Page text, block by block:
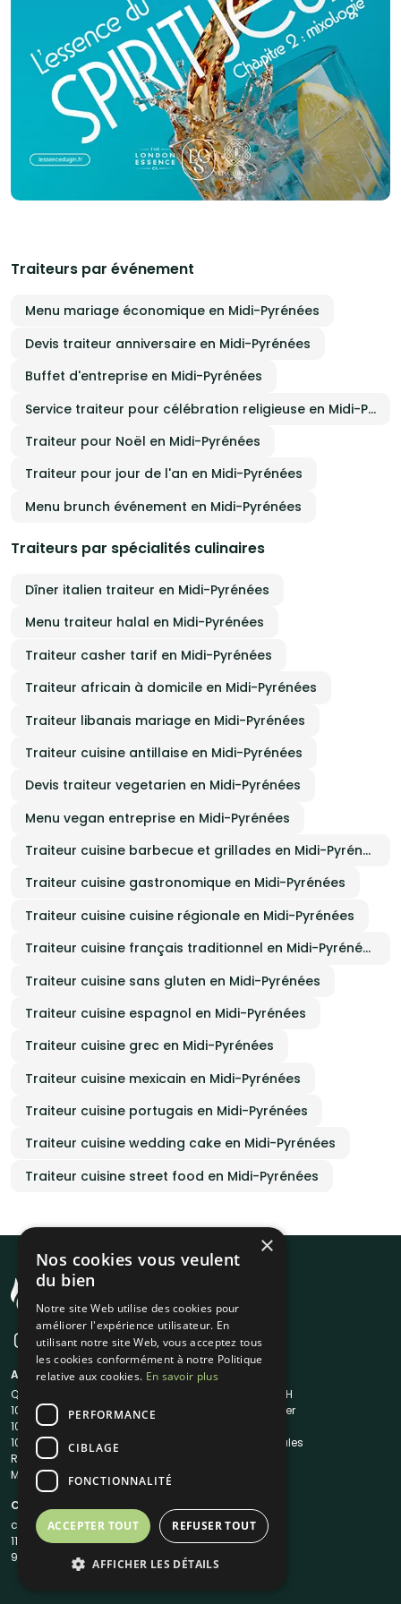
Traiteurs par événement
Menu mariage économique en Midi-Pyrénées
Devis traiteur anniversaire en Midi-Pyrénées
Buffet d'entreprise en Midi-Pyrénées
Service traiteur pour célébration religieuse en Midi-Pyrénées
Traiteur pour Noël en Midi-Pyrénées
Traiteur pour jour de l'an en Midi-Pyrénées
Menu brunch événement en Midi-Pyrénées
Traiteurs par spécialités culinaires
Dîner italien traiteur en Midi-Pyrénées
Menu traiteur halal en Midi-Pyrénées
Traiteur casher tarif en Midi-Pyrénées
Traiteur africain à domicile en Midi-Pyrénées
Traiteur libanais mariage en Midi-Pyrénées
Traiteur cuisine antillaise en Midi-Pyrénées
Devis traiteur vegetarien en Midi-Pyrénées
Menu vegan entreprise en Midi-Pyrénées
Traiteur cuisine barbecue et grillades en Midi-Pyrénées
Traiteur cuisine gastronomique en Midi-Pyrénées
Traiteur cuisine cuisine régionale en Midi-Pyrénées
Traiteur cuisine français traditionnel en Midi-Pyrénées
Traiteur cuisine sans gluten en Midi-Pyrénées
Traiteur cuisine espagnol en Midi-Pyrénées
Traiteur cuisine grec en Midi-Pyrénées
Traiteur cuisine mexicain en Midi-Pyrénées
Traiteur cuisine portugais en Midi-Pyrénées
Traiteur cuisine wedding cake en Midi-Pyrénées
Traiteur cuisine street food en Midi-Pyrénées
A propos
Qui sommes-nous ?
1001Salles
1001Salles PRO
1001DJ
Reserverunbar
MP2
Liens utiles
Traiteur en 48H
Nous contacter
Mentions légales
Contacts
contact@1001traiteurs.com
11 Rue Maurice Grandcoing
94200 Ivry-sur-Seine
×
Nos cookies vous veulent
du bien
Notre site Web utilise des cookies pour
améliorer l'expérience utilisateur. En
utilisant notre site Web, vous acceptez tous
les cookies conformément à notre Politique
relative aux cookies. En savoir plus
PERFORMANCE
CIBLAGE
FONCTIONNALITÉ
ACCEPTER TOUT REFUSER TOUT
AFFICHER LES DÉTAILS